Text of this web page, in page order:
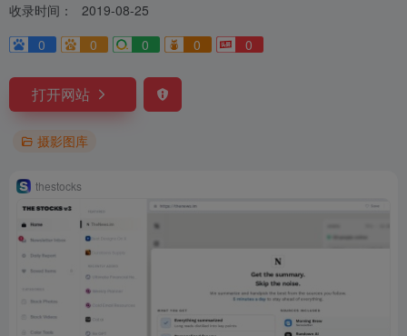
收录时间：
2019-08-25
0
0 0 0 0
打开网站
摄影图库
thestocks